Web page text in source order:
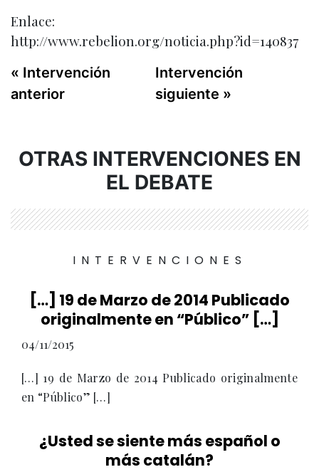
Enlace:
http://www.rebelion.org/noticia.php?id=140837
« Intervención
anterior
Intervención
siguiente »
OTRAS INTERVENCIONES EN
EL DEBATE
INTERVENCIONES
[…] 19 de Marzo de 2014 Publicado
originalmente en “Público” […]
04/11/2015
[…] 19 de Marzo de 2014 Publicado originalmente
en “Público” […]
¿Usted se siente más español o
más catalán?